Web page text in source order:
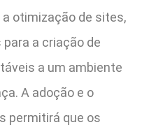
otimização de sites,
a criação de
a um ambiente
A adoção e o
permitirá que os